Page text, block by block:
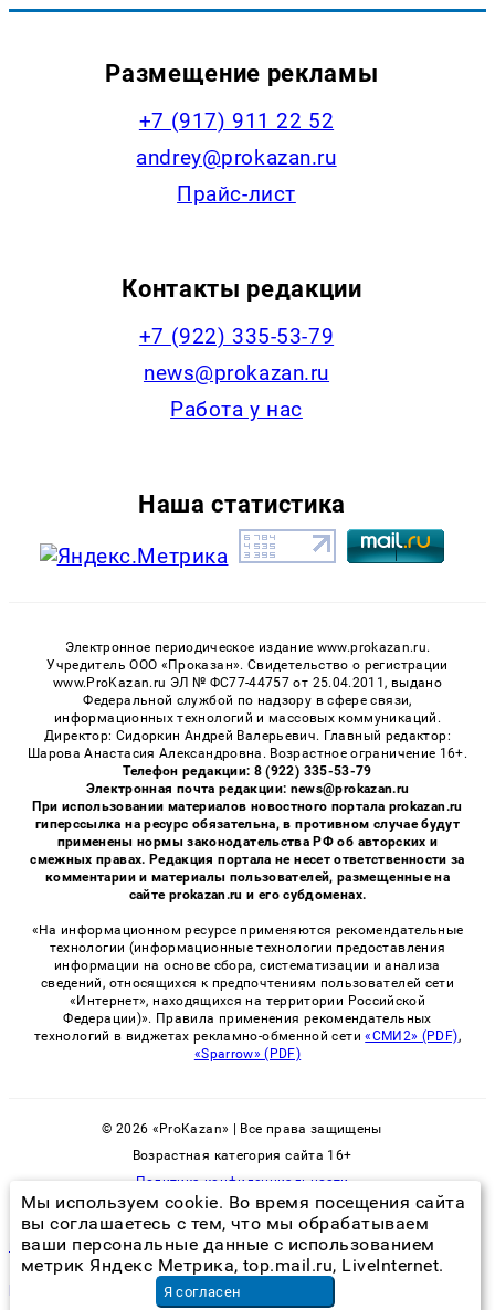
Размещение рекламы
+7 (917) 911 22 52
andrey@prokazan.ru
Прайс-лист
Контакты редакции
+7 (922) 335-53-79
news@prokazan.ru
Работа у нас
Наша статистика
Электронное периодическое издание www.prokazan.ru.
Учредитель ООО «Проказан». Cвидетельство о регистрации
www.ProKazan.ru ЭЛ № ФС77-44757 от 25.04.2011, выдано
Федеральной службой по надзору в сфере связи,
информационных технологий и массовых коммуникаций.
Директор: Сидоркин Андрей Валерьевич. Главный редактор:
Шарова Анастасия Александровна. Возрастное ограничение 16+.
Телефон редакции: 8 (922) 335-53-79
Электронная почта редакции: news@prokazan.ru
При использовании материалов новостного портала prokazan.ru
гиперссылка на ресурс обязательна, в противном случае будут
применены нормы законодательства РФ об авторских и
смежных правах. Редакция портала не несет ответственности за
комментарии и материалы пользователей, размещенные на
сайте prokazan.ru и его субдоменах.
«На информационном ресурсе применяются рекомендательные
технологии (информационные технологии предоставления
информации на основе сбора, систематизации и анализа
сведений, относящихся к предпочтениям пользователей сети
«Интернет», находящихся на территории Российской
Федерации)». Правила применения рекомендательных
технологий в виджетах рекламно-обменной сети«СМИ2» (PDF),
«Sparrow» (PDF)
© 2026 «ProKazan» | Все права защищены
Возрастная категория сайта 16+
Политика конфиденциальности
как избавиться от летучих мышей в частном доме
ремонт электролобзиков в москве
Мы используем cookie. Во время посещения сайта
вы соглашаетесь с тем, что мы обрабатываем
ваши персональные данные с использованием
метрик Яндекс Метрика, top.mail.ru, LiveInternet.
Я согласен